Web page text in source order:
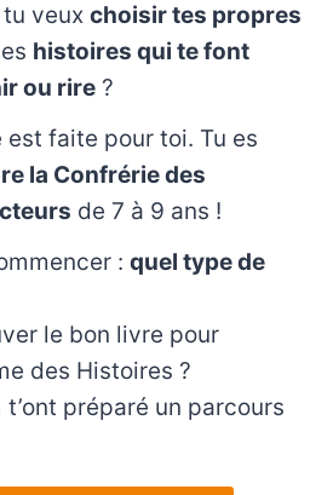
veux choisir tes propres
histoires qui te font
ou rire ?
faite pour toi. Tu es
la Confrérie des
de 7 à 9 ans !
: quel type de
le bon livre pour
des Histoires ?
t’ont préparé un parcours